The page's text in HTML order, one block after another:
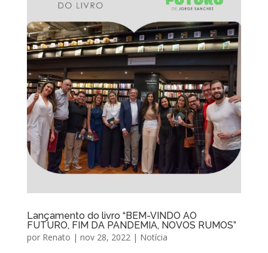
Lançamento do livro “BEM-VINDO AO
FUTURO, FIM DA PANDEMIA, NOVOS RUMOS”
por Renato | nov 28, 2022| Notícia